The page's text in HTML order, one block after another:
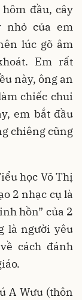
đầu, cây
nhỏ của em
lúc gõ âm
Em rất
này, ông an
chiếc chui
em bắt đầu
chiêng cũng
học Võ Thị
2 nhạc cụ là
hồn” của 2
là người yêu
cách đánh
A Wưu (thôn